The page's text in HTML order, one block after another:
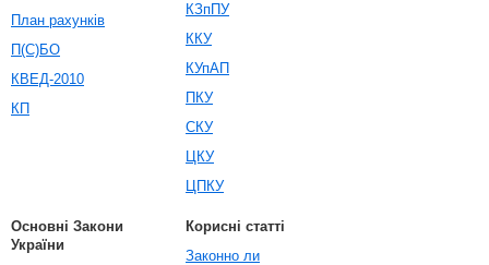
План рахунків
П(С)БО
КВЕД-2010
КП
КЗпПУ
ККУ
КУпАП
ПКУ
СКУ
ЦКУ
ЦПКУ
Основні Закони
України
Корисні статті
Законно ли